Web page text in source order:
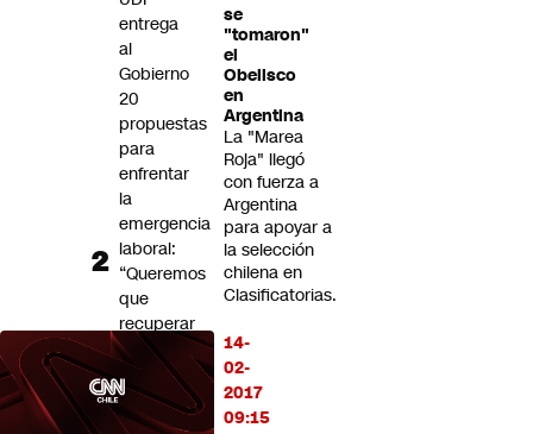
se
"tomaron"
el
Obelisco
en
Argentina
La "Marea
Roja" llegó
con fuerza a
Argentina
para apoyar a
la selección
chilena en
Clasificatorias.
14-
02-
2017
09:15
entrega
al
Gobierno
20
propuestas
para
enfrentar
la
emergencia
laboral:
“Queremos
que
recuperar
el
trabajo
vuelva
a